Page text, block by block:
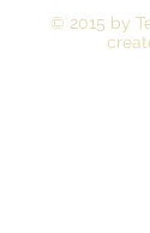
© 2015 by